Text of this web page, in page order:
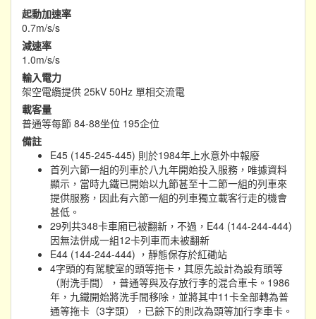
起動加速率
0.7m/s/s
減速率
1.0m/s/s
輸入電力
架空電纜提供 25kV 50Hz 單相交流電
載客量
普通等每節 84-88坐位 195企位
備註
E45 (145-245-445) 則於1984年上水意外中報廢
首列六節一組的列車於八九年開始投入服務，唯據資料
顯示，當時九鐵已開始以九節甚至十二節一組的列車來
提供服務，因此有六節一組的列車獨立載客行走的機會
甚低。
29列共348卡車廂已被翻新，不過，E44 (144-244-444)
因無法併成一組12卡列車而未被翻新
E44 (144-244-444) ，靜態保存於紅磡站
4字頭的有駕駛室的頭等拖卡，其原先設計為設有頭等
（附洗手間），普通等與及存放行李的混合車卡。1986
年，九鐵開始將洗手間移除，並將其中11卡全部轉為普
通等拖卡（3字頭），已餘下的則改為頭等加行李車卡。